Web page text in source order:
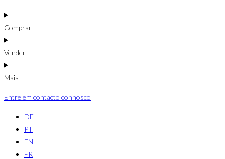
Comprar
Vender
Mais
Entre em contacto connosco
DE
PT
EN
FR